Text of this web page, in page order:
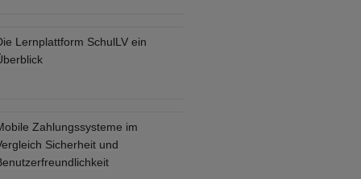
Lernplattform SchulLV ein
Zahlungssysteme im
Sicherheit und